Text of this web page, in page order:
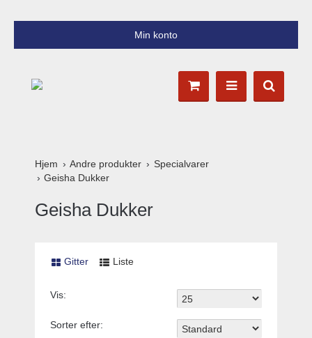
Min konto
Hjem Andre produkter
Specialvarer
Geisha Dukker
Geisha Dukker
Gitter Liste
Vis:
Sorter efter: